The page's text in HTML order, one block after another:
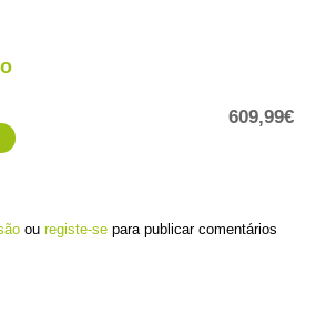
609,99€
6 Pro - Preto
ouregiste-se para publicar comentários